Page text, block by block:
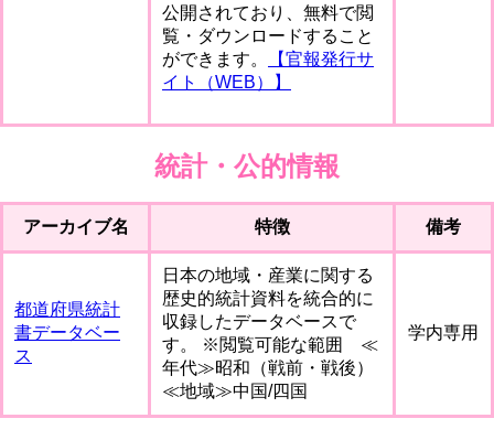
公開されており、無料で閲
覧・ダウンロードすること
ができます。
【官報発行サ
イト（WEB）】
統計・公的情報
アーカイブ名 特徴 備考
都道府県統計
書データベー
ス
日本の地域・産業に関する
歴史的統計資料を統合的に
収録したデータベースで
す。 ※閲覧可能な範囲 ≪
年代≫昭和（戦前・戦後）
≪地域≫中国/四国
学内専用